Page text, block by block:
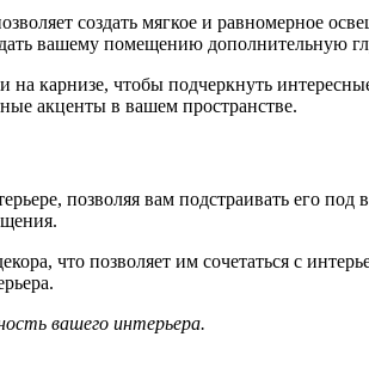
создать мягкое и равномерное
вашему помещению дополнительную
на карнизе, чтобы подчеркнуть
акценты в вашем пространстве.
позволяя вам подстраивать его под
что позволяет им сочетаться с
вашего интерьера.